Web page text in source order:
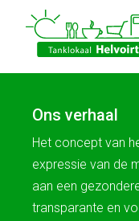
Ons verhaal
Het concept van
expressie van de
aan een
transparante en